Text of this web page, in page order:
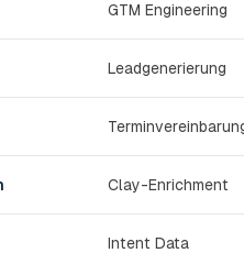
GTM Engineering
Leadgenerierung
Clay-Enrichment
Intent Data